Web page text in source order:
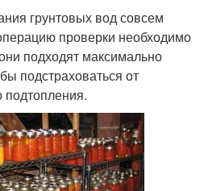
грунтовых вод совсем
проверки необходимо
подходят максимально
подстраховаться от
подтопления.